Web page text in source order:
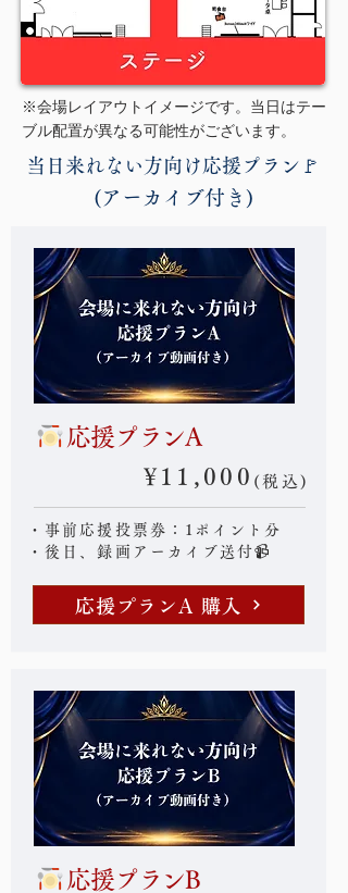
※会場レイアウトイメージです。当日はテー
ブル配置が異なる可能性がございます。
当日来れない方向け応援プラン🚩
(アーカイブ付き)
応援プランA
¥11,000 (税込)
・事前応援投票券：1ポイント分
・後日、録画アーカイブ送付📹
応援プランA 購入
応援プランB